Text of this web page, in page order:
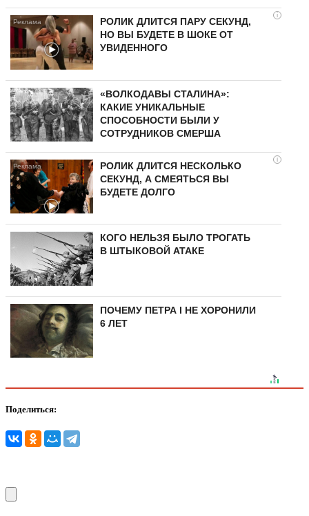
i
РОЛИК ДЛИТСЯ ПАРУ СЕКУНД,
НО ВЫ БУДЕТЕ В ШОКЕ ОТ
УВИДЕННОГО
«ВОЛКОДАВЫ СТАЛИНА»:
КАКИЕ УНИКАЛЬНЫЕ
СПОСОБНОСТИ БЫЛИ У
СОТРУДНИКОВ СМЕРША
i
РОЛИК ДЛИТСЯ НЕСКОЛЬКО
СЕКУНД, А СМЕЯТЬСЯ ВЫ
БУДЕТЕ ДОЛГО
КОГО НЕЛЬЗЯ БЫЛО ТРОГАТЬ
В ШТЫКОВОЙ АТАКЕ
ПОЧЕМУ ПЕТРА I НЕ ХОРОНИЛИ
6 ЛЕТ
Поделиться: